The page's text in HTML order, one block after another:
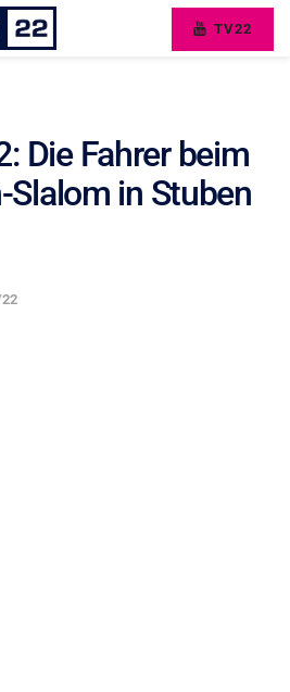
TV22
Die Fahrer beim
Slalom in Stuben